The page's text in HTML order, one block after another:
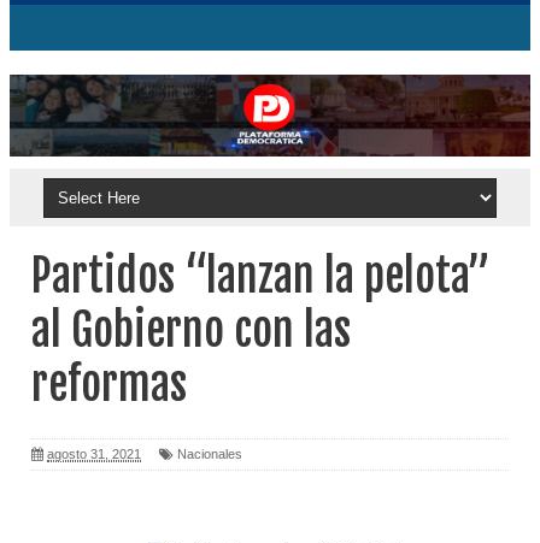
Partidos “lanzan la pelota”
al Gobierno con las
reformas
agosto 31, 2021 Nacionales